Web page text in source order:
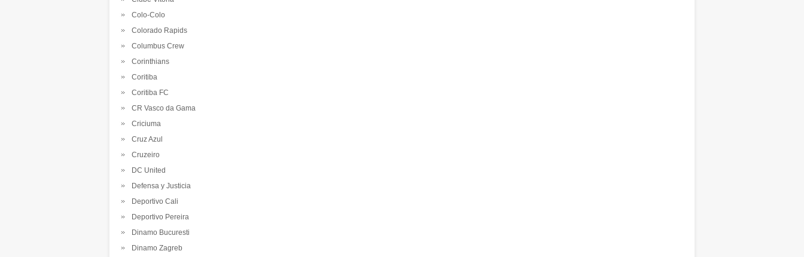
Colo-Colo
Colorado Rapids
Columbus Crew
Corinthians
Coritiba
Coritiba FC
CR Vasco da Gama
Criciuma
Cruz Azul
Cruzeiro
DC United
Defensa y Justicia
Deportivo Cali
Deportivo Pereira
Dinamo Bucuresti
Dinamo Zagreb